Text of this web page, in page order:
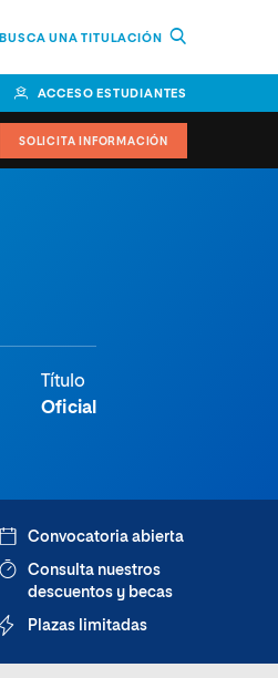
BUSCA UNA TITULACIÓN
ACCESO ESTUDIANTES
SOLICITA INFORMACIÓN
Título
Oficial
Convocatoria abierta
Consulta nuestros
descuentos y becas
Plazas limitadas